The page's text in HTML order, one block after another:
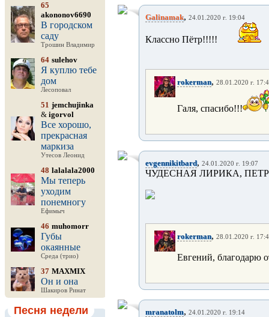
65
akononov6690
В городском
саду
Трошин Владимир
64 sulehov
Я куплю тебе
дом
Лесоповал
51 jemchujinka
& igorvol
Все хорошо,
прекрасная
маркиза
Утесов Леонид
48 lalalala2000
Мы теперь
уходим
понемногу
Ефимыч
46 muhomorr
Губы
окаянные
Среда (трио)
37 MAXMIX
Он и она
Шакиров Ринат
Песня недели
Galinamak, 24.01.2020 г. 19:04
Классно Пётр!!!!!
rokerman, 28.01.2020 г.
Галя, спасибо!!!
evgennikitbard, 24.01.2020 г. 19:07
ЧУДЕСНАЯ ЛИРИКА,
rokerman, 28.01.2020 г.
Евгений, благодарю
mranatolm, 24.01.2020 г. 19:14